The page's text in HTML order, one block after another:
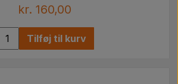
kr. 160,00
Tilføj til kurv